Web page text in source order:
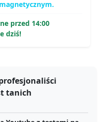
przed 14:00
dziś!
tanich